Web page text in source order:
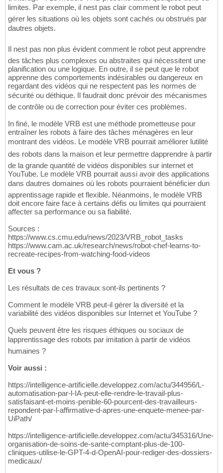
limites. Par exemple, il nest pas clair comment le robot peut
gérer les situations où les objets sont cachés ou obstrués par
dautres objets.
Il nest pas non plus évident comment le robot peut apprendre
des tâches plus complexes ou abstraites qui nécessitent une
planification ou une logique. En outre, il se peut que le robot
apprenne des comportements indésirables ou dangereux en
regardant des vidéos qui ne respectent pas les normes de
sécurité ou déthique. Il faudrait donc prévoir des mécanismes
de contrôle ou de correction pour éviter ces problèmes.
In finé, le modèle VRB est une méthode prometteuse pour
entraîner les robots à faire des tâches ménagères en leur
montrant des vidéos. Le modèle VRB pourrait améliorer lutilité
des robots dans la maison et leur permettre dapprendre à partir
de la grande quantité de vidéos disponibles sur internet et
YouTube. Le modèle VRB pourrait aussi avoir des applications
dans dautres domaines où les robots pourraient bénéficier dun
apprentissage rapide et flexible. Néanmoins, le modèle VRB
doit encore faire face à certains défis ou limites qui pourraient
affecter sa performance ou sa fiabilité.
Sources :
https://www.cs.cmu.edu/news/2023/VRB_robot_tasks
https://www.cam.ac.uk/research/news/robot-chef-learns-to-
recreate-recipes-from-watching-food-videos
Et vous ?
Les résultats de ces travaux sont-ils pertinents ?
Comment le modèle VRB peut-il gérer la diversité et la
variabilité des vidéos disponibles sur Internet et YouTube ?
Quels peuvent être les risques éthiques ou sociaux de
lapprentissage des robots par imitation à partir de vidéos
humaines ?
Voir aussi :
https://intelligence-artificielle.developpez.com/actu/344956/L-
automatisation-par-l-IA-peut-elle-rendre-le-travail-plus-
satisfaisant-et-moins-penible-60-pourcent-des-travailleurs-
repondent-par-l-affirmative-d-apres-une-enquete-menee-par-
UiPath/
https://intelligence-artificielle.developpez.com/actu/345316/Une-
organisation-de-soins-de-sante-comptant-plus-de-100-
cliniques-utilise-le-GPT-4-d-OpenAI-pour-rediger-des-dossiers-
medicaux/